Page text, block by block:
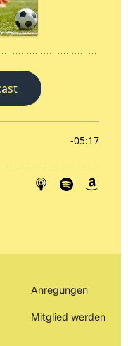
Anregungen
Mitglied werden